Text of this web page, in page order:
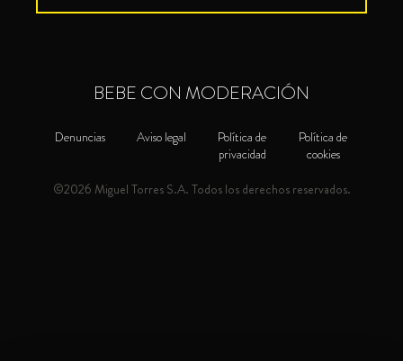
BEBE CON MODERACIÓN
Denuncias Aviso legal
Política de
privacidad
Política de
cookies
©2026 Miguel Torres S.A. Todos los derechos reservados.